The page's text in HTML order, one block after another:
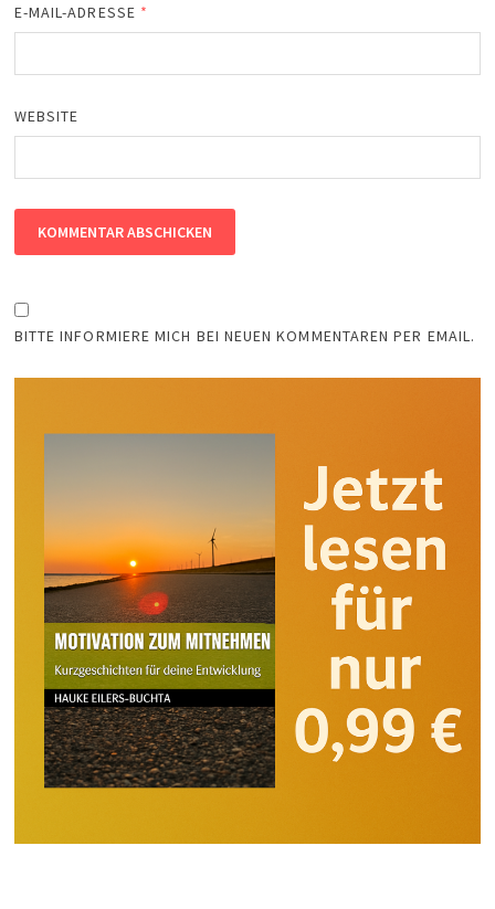
E-MAIL-ADRESSE *
WEBSITE
BITTE INFORMIERE MICH BEI NEUEN KOMMENTAREN PER EMAIL.